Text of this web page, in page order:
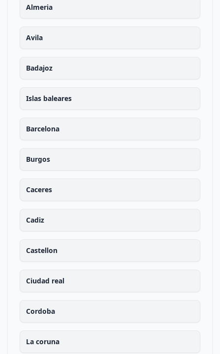
Almeria
Avila
Badajoz
Islas baleares
Barcelona
Burgos
Caceres
Cadiz
Castellon
Ciudad real
Cordoba
La coruna